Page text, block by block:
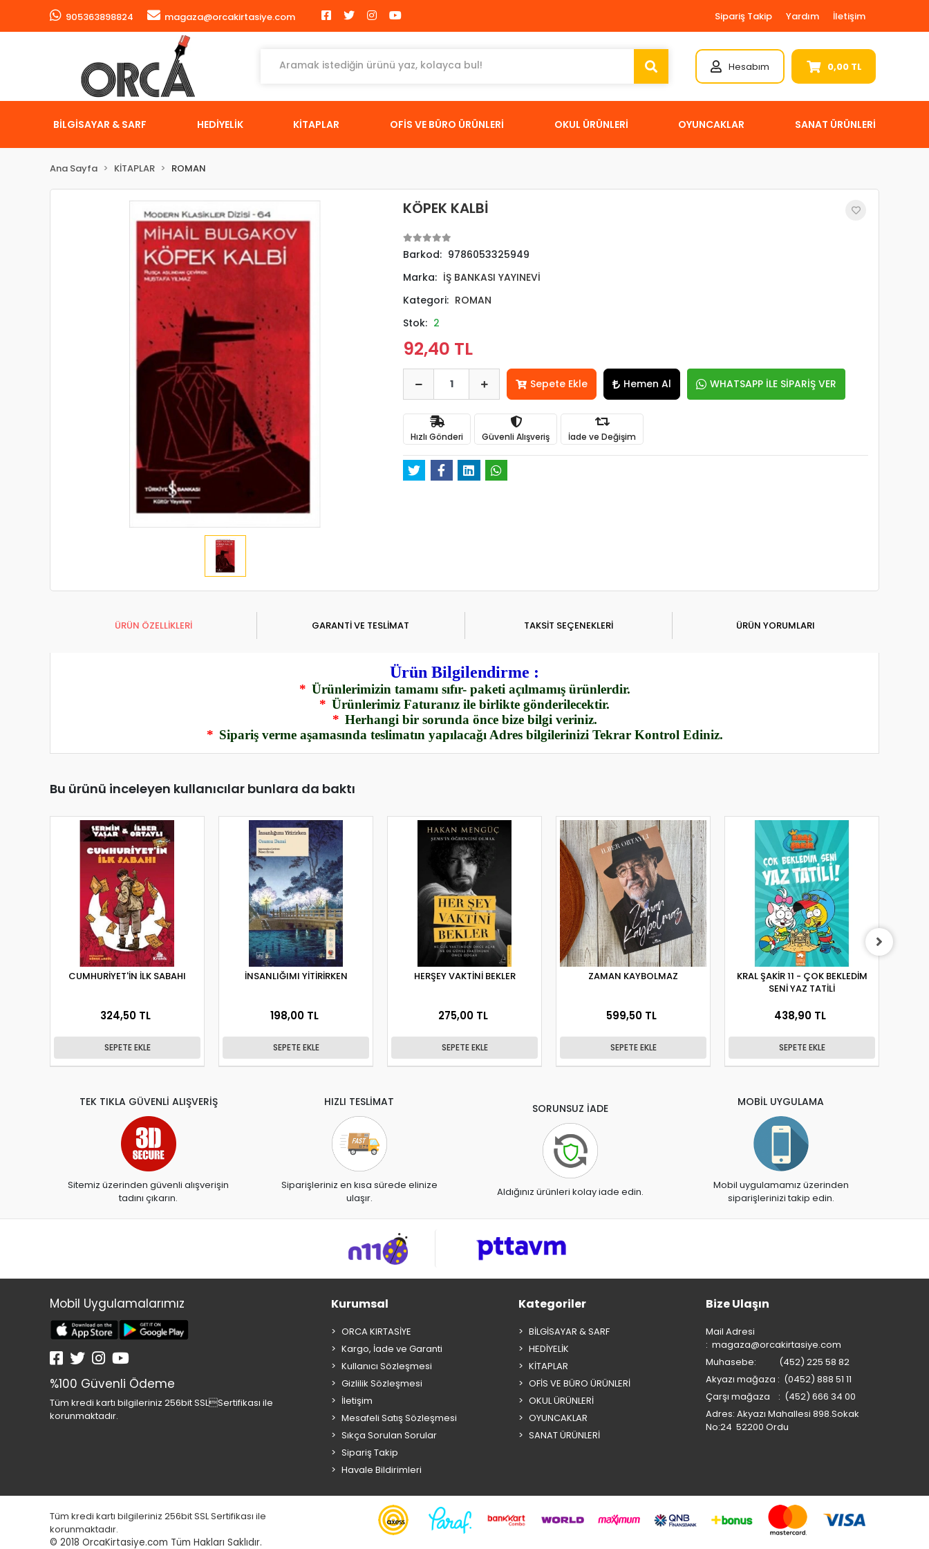
905363898824 magaza@orcakirtasiye.com Sipariş Takip Yardım İletişim
Hesabım 0,00 TL
BİLGİSAYAR & SARF HEDİYELİK KİTAPLAR OFİS VE BÜRO ÜRÜNLERİ OKUL ÜRÜNLERİ OYUNCAKLAR SANAT ÜRÜNLERİ
Ana Sayfa KİTAPLAR ROMAN
KÖPEK KALBİ
Barkod: 9786053325949
Marka: İŞ BANKASI YAYINEVİ
Kategori: ROMAN
Stok: 2
92,40 TL
Sepete Ekle Hemen Al WHATSAPP İLE SİPARİŞ VER
Hızlı Gönderi Güvenli Alışveriş İade ve Değişim
ÜRÜN ÖZELLİKLERİ GARANTİ VE TESLİMAT TAKSİT SEÇENEKLERİ ÜRÜN YORUMLARI
Ürün Bilgilendirme :
* Ürünlerimizin tamamı sıfır- paketi açılmamış ürünlerdir.
* Ürünlerimiz Faturanız ile birlikte gönderilecektir.
* Herhangi bir sorunda önce bize bilgi veriniz.
* Sipariş verme aşamasında teslimatın yapılacağı Adres bilgilerinizi Tekrar Kontrol Ediniz.
Bu ürünü inceleyen kullanıcılar bunlara da baktı
CUMHURİYET'İN İLK SABAHI
324,50 TL
SEPETE EKLE
İNSANLIĞIMI YİTİRİRKEN
198,00 TL
SEPETE EKLE
HERŞEY VAKTİNİ BEKLER
275,00 TL
SEPETE EKLE
ZAMAN KAYBOLMAZ
599,50 TL
SEPETE EKLE
KRAL ŞAKİR 11 - ÇOK BEKLEDİM
SENİ YAZ TATİLİ
438,90 TL
SEPETE EKLE
TEK TIKLA GÜVENLİ ALIŞVERİŞ
Sitemiz üzerinden güvenli alışverişin
tadını çıkarın.
HIZLI TESLİMAT
Siparişleriniz en kısa sürede elinize
ulaşır.
SORUNSUZ İADE
Aldığınız ürünleri kolay iade edin.
MOBİL UYGULAMA
Mobil uygulamamız üzerinden
siparişlerinizi takip edin.
Mobil Uygulamalarımız
%100 Güvenli Ödeme
Tüm kredi kartı bilgileriniz 256bit SSLSertifikası ile
korunmaktadır.
Kurumsal
ORCA KIRTASİYE
Kargo, İade ve Garanti
Kullanıcı Sözleşmesi
Gizlilik Sözleşmesi
İletişim
Mesafeli Satış Sözleşmesi
Sıkça Sorulan Sorular
Sipariş Takip
Havale Bildirimleri
Kategoriler
BİLGİSAYAR & SARF
HEDİYELİK
KİTAPLAR
OFİS VE BÜRO ÜRÜNLERİ
OKUL ÜRÜNLERİ
OYUNCAKLAR
SANAT ÜRÜNLERİ
Bize Ulaşın
Mail Adresi
: magaza@orcakirtasiye.com
Muhasebe: (452) 225 58 82
Akyazı mağaza : (0452) 888 51 11
Çarşı mağaza : (452) 666 34 00
Adres: Akyazı Mahallesi 898.Sokak
No:24 52200 Ordu
Tüm kredi kartı bilgileriniz 256bit SSL Sertifikası ile
korunmaktadır.
© 2018 OrcaKirtasiye.com Tüm Hakları Saklıdır.